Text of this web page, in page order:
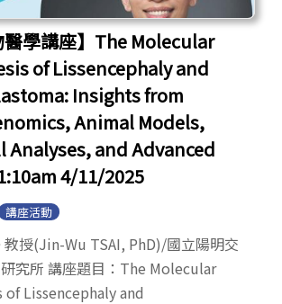
醫學講座】The Molecular
of Lissencephaly and
Insights from
Animal Models,
Analyses, and Advanced
4/11/2025
講座活動
授(Jin-Wu TSAI, PhD)/國立陽明交
究所 講座題目：The Molecular
of Lissencephaly and